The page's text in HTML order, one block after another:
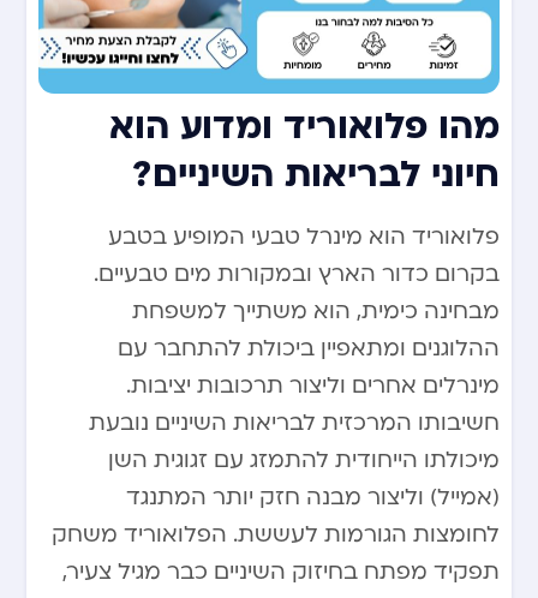
מהו פלואוריד ומדוע הוא
חיוני לבריאות השיניים?
פלואוריד הוא מינרל טבעי המופיע בטבע
בקרום כדור הארץ ובמקורות מים טבעיים.
מבחינה כימית, הוא משתייך למשפחת
ההלוגנים ומתאפיין ביכולת להתחבר עם
מינרלים אחרים וליצור תרכובות יציבות.
חשיבותו המרכזית לבריאות השיניים נובעת
מיכולתו הייחודית להתמזג עם זגוגית השן
(אמייל) וליצור מבנה חזק יותר המתנגד
לחומצות הגורמות לעששת. הפלואוריד משחק
תפקיד מפתח בחיזוק השיניים כבר מגיל צעיר,